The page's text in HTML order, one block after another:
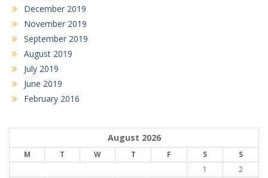
December 2019
November 2019
September 2019
August 2019
July 2019
June 2019
February 2016
August 2026
M T W T F S
S
1
2